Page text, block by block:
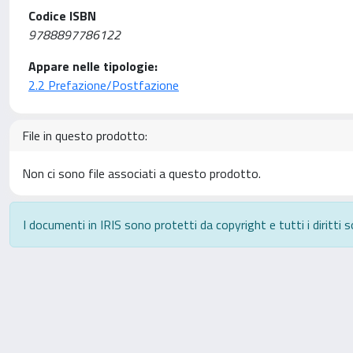
Codice ISBN
9788897786122
Appare nelle tipologie:
2.2 Prefazione/Postfazione
File in questo prodotto:
Non ci sono file associati a questo prodotto.
I documenti in IRIS sono protetti da copyright e tutti i diritti